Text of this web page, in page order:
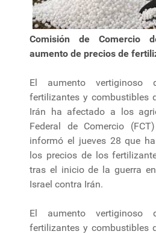
Comisión de Comercio
aumento de precios de
El aumento
fertilizantes y combustibles
Irán ha afectado a los
Federal de Comercio
informó el jueves 28 que
los precios de los
tras el inicio de la guerra
Israel contra Irán.
El aumento
fertilizantes y combustibles